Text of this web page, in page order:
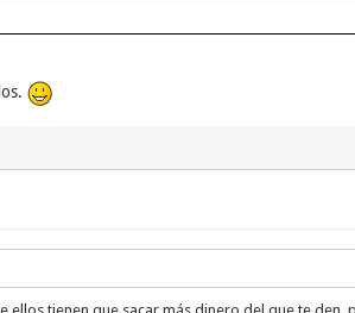
tienen que sacar más dinero del que te den,